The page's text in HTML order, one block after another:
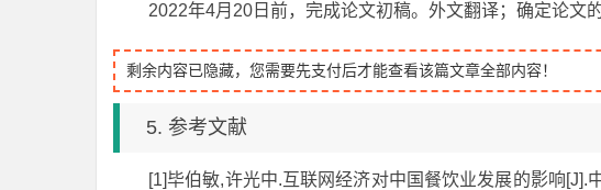
2022年4月20日前，完成论文初稿。外文翻译；确定论文
剩余内容已隐藏，您需要先支付后才能查看该篇文章全部内容！
5. 参考文献
[1]毕伯敏,许光中.互联网经济对中国餐饮业发展的影响[J].